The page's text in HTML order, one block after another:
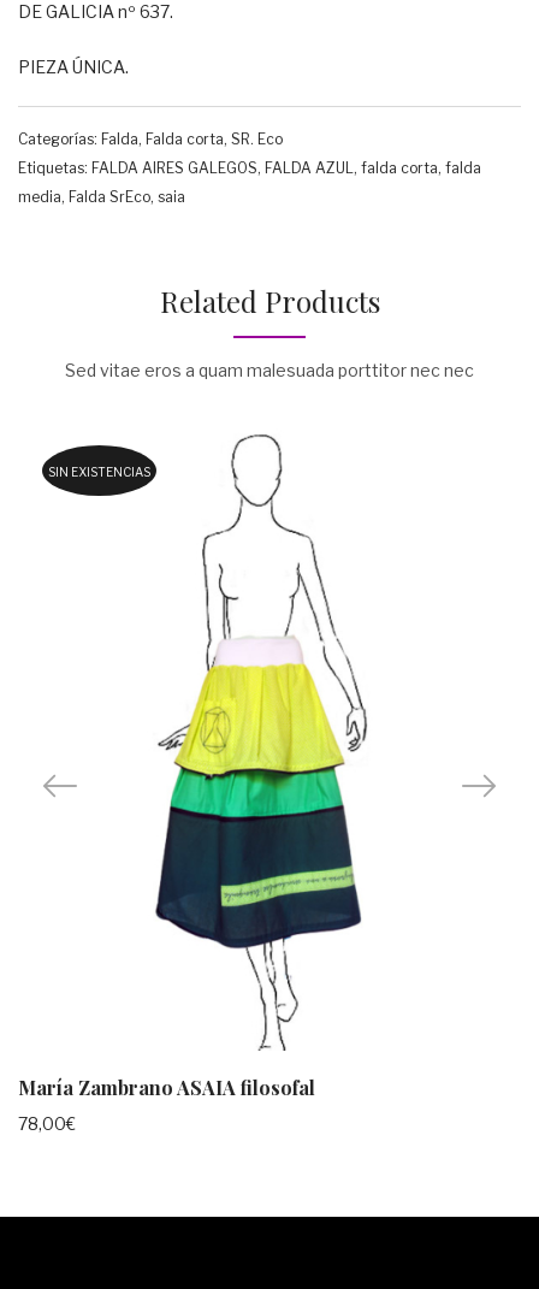
DE GALICIA nº 637.
PIEZA ÚNICA.
Categorías: Falda, Falda corta, SR. Eco
Etiquetas: FALDA AIRES GALEGOS, FALDA AZUL, falda corta, falda
media, Falda SrEco, saia
Related Products
Sed vitae eros a quam malesuada porttitor nec nec
SIN EXISTENCIAS
María Zambrano ASAIA filosofal
78,00€